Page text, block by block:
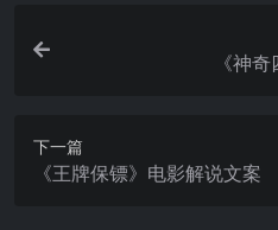
《神
下一篇
《王牌保镖》电影解说文案